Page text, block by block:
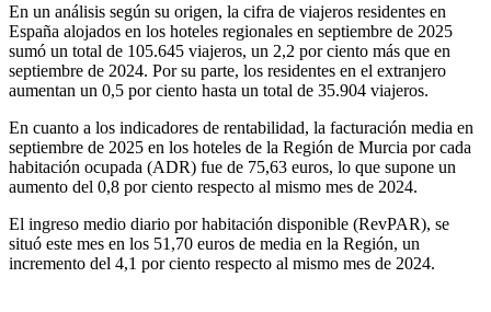
En un análisis según su origen, la cifra de viajeros residentes en
España alojados en los hoteles regionales en septiembre de 2025
sumó un total de 105.645 viajeros, un 2,2 por ciento más que en
septiembre de 2024. Por su parte, los residentes en el extranjero
aumentan un 0,5 por ciento hasta un total de 35.904 viajeros.
En cuanto a los indicadores de rentabilidad, la facturación media en
septiembre de 2025 en los hoteles de la Región de Murcia por cada
habitación ocupada (ADR) fue de 75,63 euros, lo que supone un
aumento del 0,8 por ciento respecto al mismo mes de 2024.
El ingreso medio diario por habitación disponible (RevPAR), se
situó este mes en los 51,70 euros de media en la Región, un
incremento del 4,1 por ciento respecto al mismo mes de 2024.